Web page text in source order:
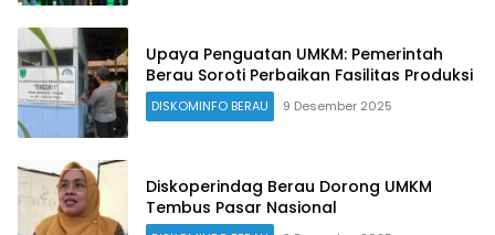
Upaya Penguatan UMKM: Pemerintah
Berau Soroti Perbaikan Fasilitas Produksi
DISKOMINFO BERAU 9 Desember 2025
Diskoperindag Berau Dorong UMKM
Tembus Pasar Nasional